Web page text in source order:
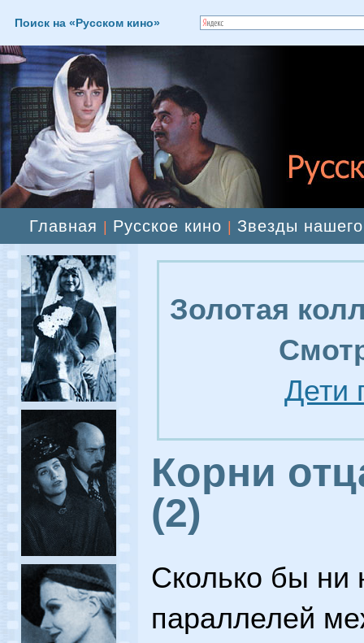
Поиск на «Русском кино»
Главная Русское кино Звезды
Золотая
Дети
Корни
(2)
Сколько бы ни
параллелей